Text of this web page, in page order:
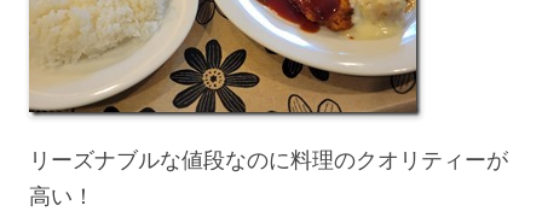
リーズナブルな値段なのに料理のクオリティーが
高い！